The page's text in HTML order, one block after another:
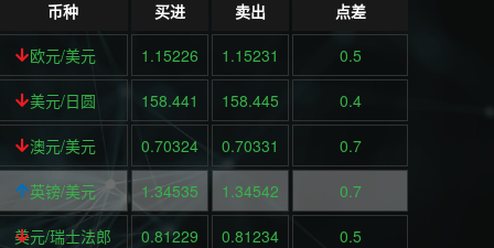
币种 买进 卖出
点差
欧元/美元
1.15226 1.15231 0.5
美元/日圆 158.441 158.445 0.4
澳元/美元 0.70324 0.70331 0.7
英镑/美元 1.34535 1.34542 0.7
美元/瑞士法郎 0.81229 0.81234
0.5